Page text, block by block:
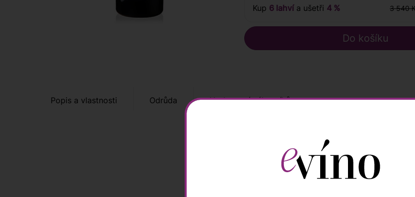
Kup 6 lahvía ušetři 4 % 3 540
Popis a vlastnosti Odrůda Hodnocení zákazníků
Popis a vlastnosti